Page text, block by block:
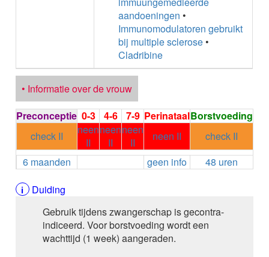
ALENDRONAAT/VIT D3
ALENDRONAAT / VITAMINE D3 / CACO3
ALFA-1-PROTEINASEREMMER humaan
ALFUZOSINE
ALGELDRAAT
ALGELDRAAT / MAGNESIUM HYDROXYDE
ALGINAAT Na / BICARBONAAT Na
ALGINAAT Na / Na BICARBONAAT / CALCIUM
CARBONAAT
ALGINEZUUR
ALGLUCOSIDASE alfa
ALIROCUMAB
ALITRETINOINE
ALIZAPRIDE
ALLOPURINOL
ALMOTRIPTAN
ALOGLIPTINE benzoaat
aandoeningen •
Immunomodulatoren gebruikt
bij multiple sclerose •
Cladribine
• Informatie over de vrouw
Preconceptie 0-3 4-6 7-9 PerinataalBorstvoeding
check II
neen
II
neen
II
neen
II
neen II
check II
6 maanden
geen info
48 uren
Duiding
Gebruik tijdens zwangerschap is gecontra-
indiceerd. Voor borstvoeding wordt een
wachttijd (1 week) aangeraden.